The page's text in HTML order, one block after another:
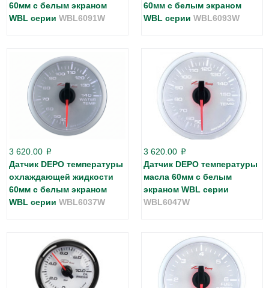
60мм с белым экраном
WBL серии WBL6091W
60мм с белым экраном
WBL серии WBL6093W
3 620.00 p
Датчик DEPO температуры
охлаждающей жидкости
60мм с белым экраном
WBL серии WBL6037W
3 620.00 p
Датчик DEPO температуры
масла 60мм с белым
экраном WBL серии
WBL6047W